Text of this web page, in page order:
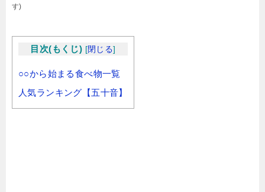
す)
目次(もくじ) [閉じる]
○○から始まる食べ物一覧
人気ランキング【五十音】